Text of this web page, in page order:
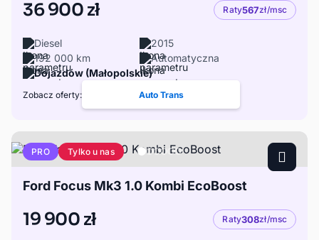
36 900 zł Raty567zł/msc
Diesel
2015
192 000 km
Automatyczna
Dojazdów (Małopolskie)
Zobacz oferty: Auto Trans
PRO Tylko u nas
Ford Focus Mk3 1.0 Kombi EcoBoost
19 900 zł Raty308zł/msc